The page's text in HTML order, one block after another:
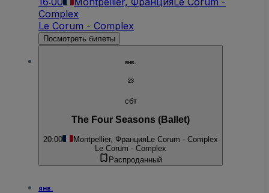
Complex
Le Corum - Complex
Посмотреть билеты
янв.
23
сбт
The Four Seasons (Ballet)
20:00 Montpellier, Франция Le Corum - Complex
Le Corum - Complex
Распроданный
янв.